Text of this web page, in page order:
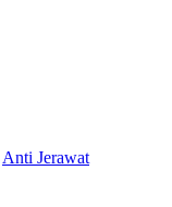
Anti Jerawat